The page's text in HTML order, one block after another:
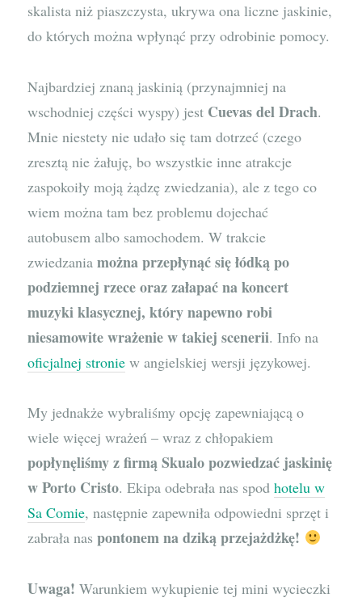
skalista niż piaszczysta, ukrywa ona liczne jaskinie,
do których można wpłynąć przy odrobinie pomocy.
Najbardziej znaną jaskinią (przynajmniej na
wschodniej części wyspy) jest Cuevas del Drach.
Mnie niestety nie udało się tam dotrzeć (czego
zresztą nie żałuję, bo wszystkie inne atrakcje
zaspokoiły moją żądzę zwiedzania), ale z tego co
wiem można tam bez problemu dojechać
autobusem albo samochodem. W trakcie
zwiedzaniamożna przepłynąć się łódką po
podziemnej rzece oraz załapać na koncert
muzyki klasycznej, który napewno robi
niesamowite wrażenie w takiej scenerii. Info na
oficjalnej stronie w angielskiej wersji językowej.
My jednakże wybraliśmy opcję zapewniającą o
wiele więcej wrażeń – wraz z chłopakiem
popłynęliśmy z firmą Skualo pozwiedzać jaskinię
w Porto Cristo. Ekipa odebrała nas spodhotelu w
Sa Comie, następnie zapewniła odpowiedni sprzęt i
zabrała naspontonem na dziką przejażdżkę!
Uwaga! Warunkiem wykupienie tej mini wycieczki